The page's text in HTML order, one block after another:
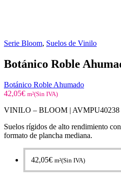
Serie Bloom, Suelos de Vinilo
Botánico Roble
Botánico Roble Ahumado
42,05€ m²(Sin IVA)
VINILO – BLOOM | AVMPU40238
Suelos rígidos de alto rendimiento
formato de plancha mediana.
42,05€ m²(Sin IVA)